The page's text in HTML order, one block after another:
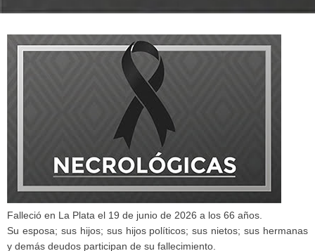
Falleció en La Plata el 19 de junio de 2026 a los 66 años.
Su esposa; sus hijos; sus hijos políticos; sus nietos; sus hermanas
y demás deudos participan de su fallecimiento.